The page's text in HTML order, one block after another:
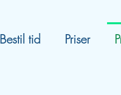
Bestil tid Priser